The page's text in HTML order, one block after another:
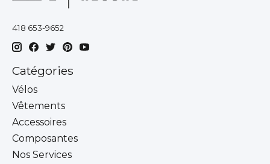
418 653-9652
Catégories
Vélos
Vêtements
Accessoires
Composantes
Nos Services